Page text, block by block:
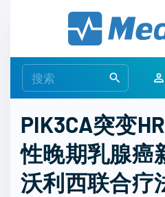
e
r
c
h
f
PIK3CA突变
性晚期乳腺癌
沃利西联合疗